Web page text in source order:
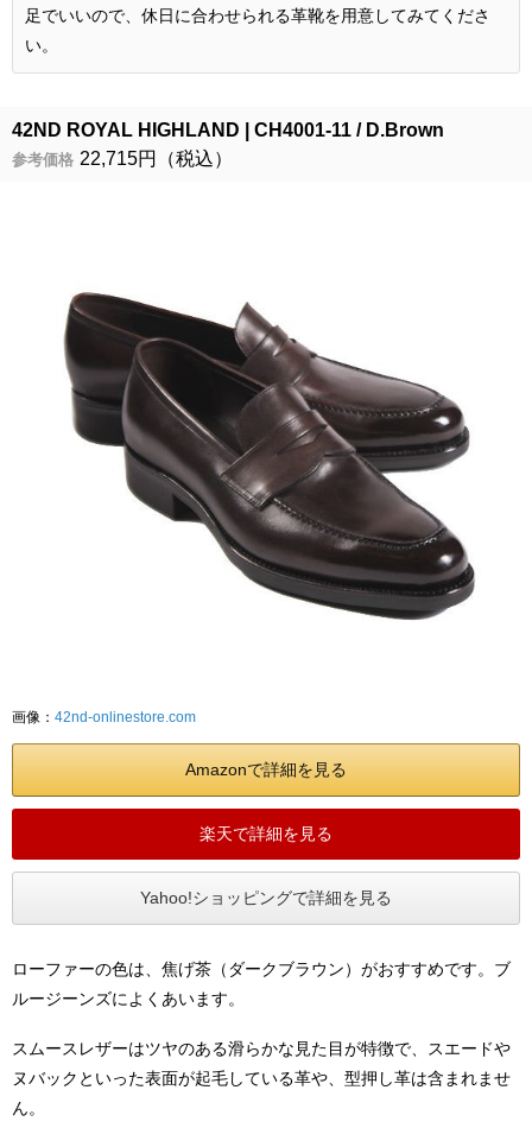
足でいいので、休日に合わせられる革靴を用意してみてくださ
い。
画像： 42nd-onlinestore.com
42ND ROYAL HIGHLAND CH4001-11 / D.Brown
参考価格 22,715円（税込）
Amazonで詳細を見る
楽天で詳細を見る
Yahoo!ショッピングで詳細を見る
ローファーの色は、焦げ茶（ダークブラウン）がおすすめです。ブ
ルージーンズによくあいます。
スムースレザーはツヤのある滑らかな見た目が特徴で、スエードや
ヌバックといった表面が起毛している革や、型押し革は含まれませ
ん。